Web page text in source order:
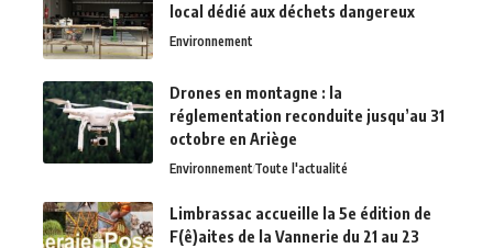
local dédié aux déchets dangereux
Environnement
Drones en montagne : la
réglementation reconduite jusqu’au 31
octobre en Ariège
EnvironnementToute l'actualité
Limbrassac accueille la 5e édition de
F(ê)aites de la Vannerie du 21 au 23